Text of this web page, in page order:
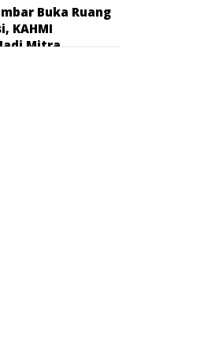
Buka Ruang
KAHMI
Mitra